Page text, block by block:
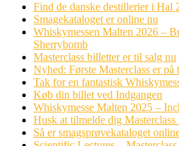
Find de danske destillerier i Hal
Smagekataloget er online nu
Whiskymessen Malten 2026 –
Sherrybomb
Masterclass billetter er til salg nu
Nyhed: Første Masterclass er
Tak for en fantastisk
Køb din billet ved Indgangen
Whiskymesse Malten 2025 –
Husk at tilmelde dig
Så er smagsprøvekataloget